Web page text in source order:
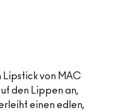
Lipstick von MAC
den Lippen an,
einen edlen,